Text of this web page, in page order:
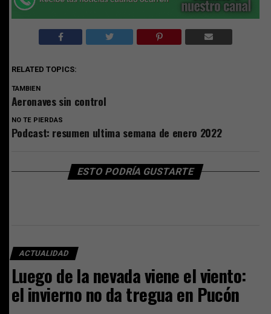
RELATED TOPICS:
TAMBIEN
Aeronaves sin control
NO TE PIERDAS
Podcast: resumen ultima semana de enero 2022
ESTO PODRÍA GUSTARTE
ACTUALIDAD
Luego de la nevada viene el viento:
el invierno no da tregua en Pucón